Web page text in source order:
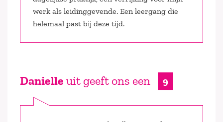
werk als leidinggevende. Een leergang die
helemaal past bij deze tijd.
Danielle uit geeft ons een 9